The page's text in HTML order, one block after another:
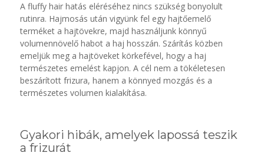
A fluffy hair hatás eléréséhez nincs szükség bonyolult
rutinra. Hajmosás után vigyünk fel egy hajtőemelő
terméket a hajtövekre, majd használjunk könnyű
volumennövelő habot a haj hosszán. Szárítás közben
emeljük meg a hajtöveket körkefével, hogy a haj
természetes emelést kapjon. A cél nem a tökéletesen
beszárított frizura, hanem a könnyed mozgás és a
természetes volumen kialakítása.
Gyakori hibák, amelyek lapossá teszik
a frizurát